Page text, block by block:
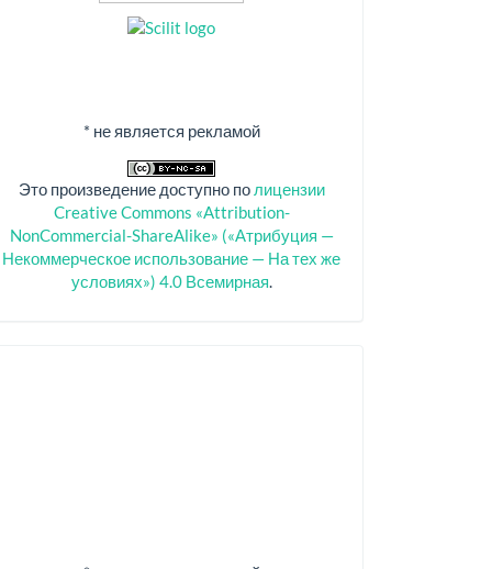
* не является рекламой
Это произведение доступно по лицензии
Creative Commons «Attribution-
NonCommercial-ShareAlike» («Атрибуция —
Некоммерческое использование — На тех же
условиях») 4.0 Всемирная.